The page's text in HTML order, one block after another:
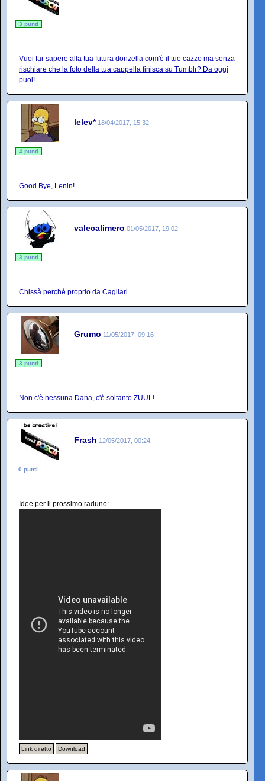
3 punti
Vuoi far sapere alla tua futura donzella com'è il tuo cazzo ma senza
rischiare che la foto della tua cappella finisca su Tumblr? Da oggi
puoi!
lelev* 18/04/2017, 15:32
4 punti
Good Bye, Lenin!
valecalimero 01/05/2017, 19:02
3 punti
Chissà perché proprio da Cagliari
Grumo 11/05/2017, 09:16
3 punti
Non c'è nessuna Dana, c'è soltanto ZUUL!
Frash 12/05/2017, 00:24
0 punti
Idee per il prossimo raduno:
Link diretto Download